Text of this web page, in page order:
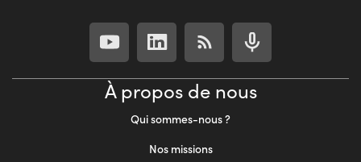
À propos de nous
Qui sommes-nous ?
Nos missions